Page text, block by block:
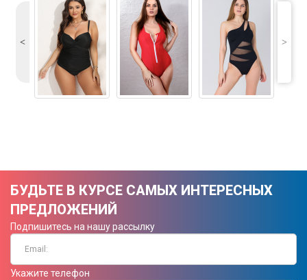
˂ ˃
БУДЬТЕ В КУРСЕ САМЫХ ИНТЕРЕСНЫХ
ПРЕДЛОЖЕНИЙ
Подпишитесь на нашу рассылку
Укажите телефон